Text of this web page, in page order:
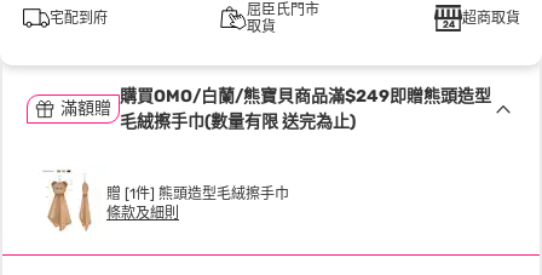
宅配到府
屈臣氏門市
取貨
超商取貨
滿額贈
購買OMO/白蘭/熊寶貝商品滿$249即贈熊頭造型
毛絨擦手巾(數量有限 送完為止)
贈 [1件] 熊頭造型毛絨擦手巾
條款及細則